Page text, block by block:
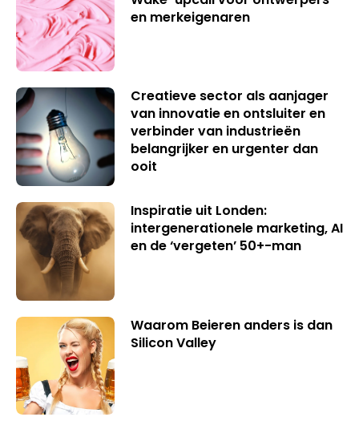
en merkeigenaren
Creatieve sector als aanjager
van innovatie en ontsluiter en
verbinder van industrieën
belangrijker en urgenter dan
ooit
Inspiratie uit Londen:
intergenerationele marketing, AI
en de ‘vergeten’ 50+-man
Waarom Beieren anders is dan
Silicon Valley